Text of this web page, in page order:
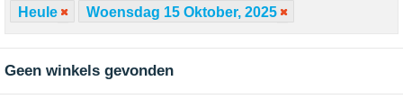
Heule
Woensdag 15 Oktober, 2025
Geen winkels gevonden